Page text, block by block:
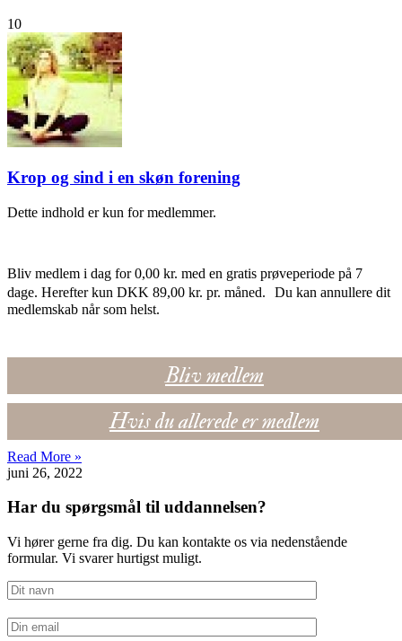
10
Krop og sind i en skøn forening
Dette indhold er kun for medlemmer.
Bliv medlem i dag for 0,00 kr. med en gratis prøveperiode på 7
dage. Herefter kun DKK 89,00 kr. pr. måned. Du kan annullere dit
medlemskab når som helst.
Bliv medlem
Hvis du allerede er medlem
Read More »
juni 26, 2022
Har du spørgsmål til uddannelsen?
Vi hører gerne fra dig. Du kan kontakte os via nedenstående
formular. Vi svarer hurtigst muligt.